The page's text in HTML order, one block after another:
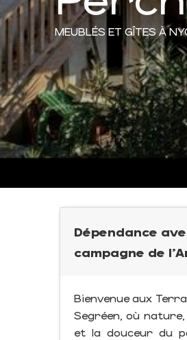
MEUBLÉS ET GÎTES À
Dépendance
campagne de
Bienvenue aux
Segréen, où
et la douceur du